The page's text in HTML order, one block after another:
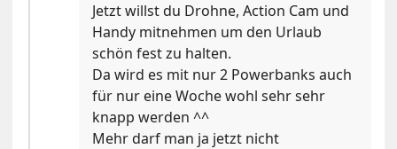
Jetzt willst du Drohne, Action Cam und
Handy mitnehmen um den Urlaub
schön fest zu halten.
Da wird es mit nur 2 Powerbanks auch
für nur eine Woche wohl sehr sehr
knapp werden ^^
Mehr darf man ja jetzt nicht